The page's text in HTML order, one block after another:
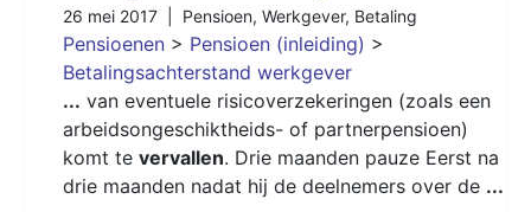
26 mei 2017 | Pensioen, Werkgever, Betaling
Pensioenen > Pensioen (inleiding) >
Betalingsachterstand werkgever
... van eventuele risicoverzekeringen (zoals een
arbeidsongeschiktheids- of partnerpensioen)
komt te vervallen. Drie maanden pauze Eerst na
drie maanden nadat hij de deelnemers over de ...